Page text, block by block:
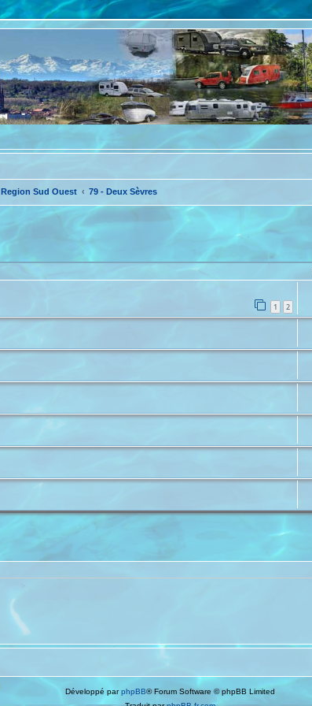
Region Sud Ouest 79 - Deux Sèvres
1 2
Développé parphpBB® Forum Software © phpBB Limited